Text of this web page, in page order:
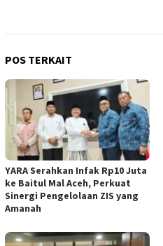
POS TERKAIT
YARA Serahkan Infak Rp10 Juta
ke Baitul Mal Aceh, Perkuat
Sinergi Pengelolaan ZIS yang
Amanah